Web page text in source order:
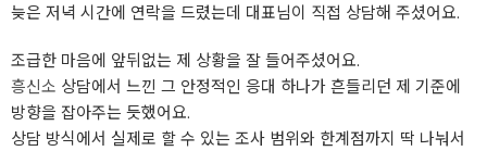
늦은 저녁 시간에 연락을 드렸는데 대표님이 직접 상담해 주셨어요.
조급한 마음에 앞뒤없는 제 상황을 잘 들어주셨어요.
흥신소 상담에서 느낀 그 안정적인 응대 하나가 흔들리던 제 기준에
방향을 잡아주는 듯했어요.
상담 방식에서 실제로 할 수 있는 조사 범위와 한계점까지 딱 나눠서